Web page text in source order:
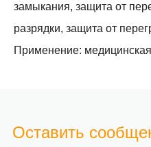
замыкания, защита от
разрядки, защита от
Применение: медицинская
Оставить